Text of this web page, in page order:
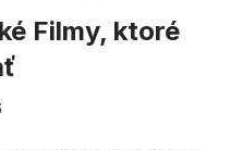
Filmy, ktoré